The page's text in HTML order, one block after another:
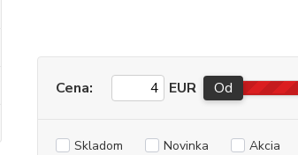
Cena: EUR Od
Skladom Novinka Akcia